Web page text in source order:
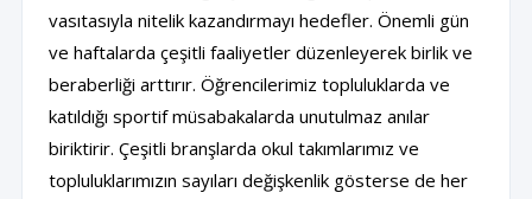
vasıtasıyla nitelik kazandırmayı hedefler. Önemli gün
ve haftalarda çeşitli faaliyetler düzenleyerek birlik ve
beraberliği arttırır. Öğrencilerimiz topluluklarda ve
katıldığı sportif müsabakalarda unutulmaz anılar
biriktirir. Çeşitli branşlarda okul takımlarımız ve
topluluklarımızın sayıları değişkenlik gösterse de her